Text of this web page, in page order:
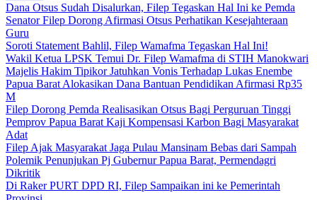
Dana Otsus Sudah Disalurkan, Filep Tegaskan Hal Ini ke Pemda
Senator Filep Dorong Afirmasi Otsus Perhatikan Kesejahteraan
Guru
Soroti Statement Bahlil, Filep Wamafma Tegaskan Hal Ini!
Wakil Ketua LPSK Temui Dr. Filep Wamafma di STIH Manokwari
Majelis Hakim Tipikor Jatuhkan Vonis Terhadap Lukas Enembe
Papua Barat Alokasikan Dana Bantuan Pendidikan Afirmasi Rp35
M
Filep Dorong Pemda Realisasikan Otsus Bagi Perguruan Tinggi
Pemprov Papua Barat Kaji Kompensasi Karbon Bagi Masyarakat
Adat
Filep Ajak Masyarakat Jaga Pulau Mansinam Bebas dari Sampah
Polemik Penunjukan Pj Gubernur Papua Barat, Permendagri
Dikritik
Di Raker PURT DPD RI, Filep Sampaikan ini ke Pemerintah